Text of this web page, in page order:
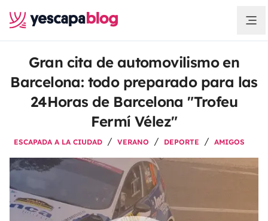
Gran cita de automovilismo en
Barcelona: todo preparado para las
24Horas de Barcelona "Trofeu
Fermí Vélez"
ESCAPADA A LA CIUDAD VERANO DEPORTE AMIGOS